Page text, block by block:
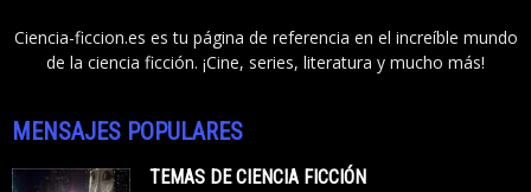
Ciencia-ficcion.es es tu página de referencia en el increíble mundo
de la ciencia ficción. ¡Cine, series, literatura y mucho más!
MENSAJES POPULARES
TEMAS DE CIENCIA FICCIÓN